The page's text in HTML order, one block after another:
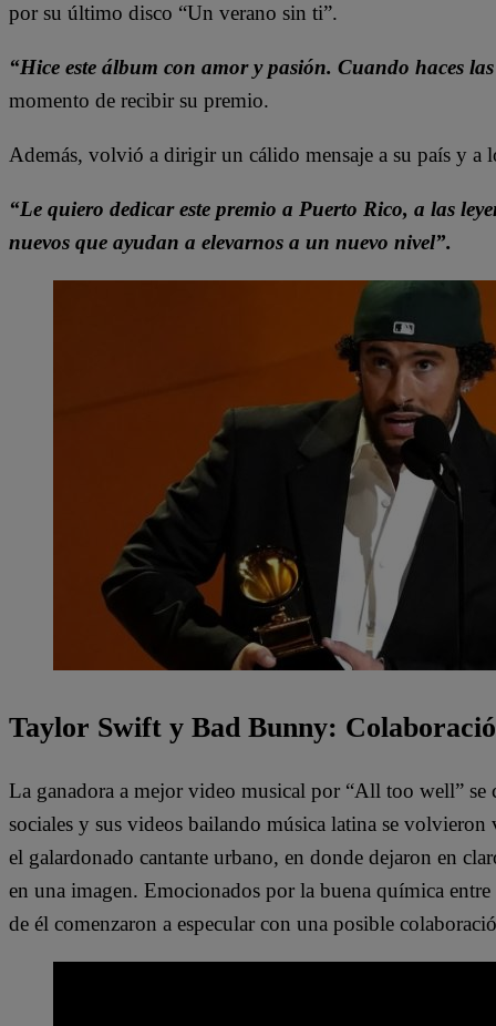
por su último disco “Un verano sin ti”.
“Hice este álbum con amor y pasión. Cuando haces
momento de recibir su premio.
Además, volvió a dirigir un cálido mensaje a su país y a
“Le quiero dedicar este premio a Puerto Rico, a las
nuevos que ayudan a elevarnos a un nuevo nivel”.
Taylor Swift y Bad Bunny:
La ganadora a mejor video musical por “All too well” se
sociales y sus videos bailando música latina se
el galardonado cantante urbano, en donde dejaron en
en una imagen. Emocionados por la buena química
de él comenzaron a especular con una posible